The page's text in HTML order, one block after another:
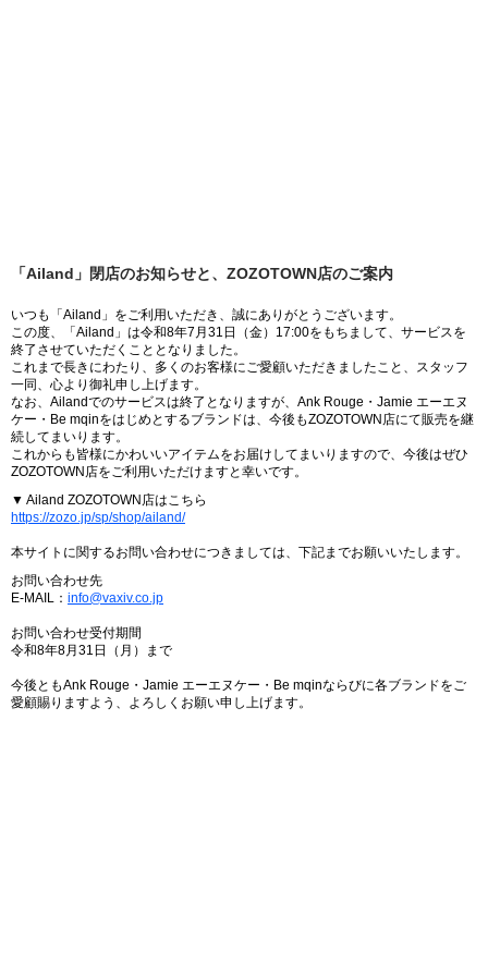
「Ailand」閉店のお知らせと、ZOZOTOWN店のご案内
いつも「Ailand」をご利用いただき、誠にありがとうございます。
この度、「Ailand」は令和8年7月31日（金）17:00をもちまして、サービスを
終了させていただくこととなりました。
これまで長きにわたり、多くのお客様にご愛顧いただきましたこと、スタッフ
一同、心より御礼申し上げます。
なお、Ailandでのサービスは終了となりますが、Ank Rouge・Jamie エーエヌ
ケー・Be mqinをはじめとするブランドは、今後もZOZOTOWN店にて販売を継
続してまいります。
これからも皆様にかわいいアイテムをお届けしてまいりますので、今後はぜひ
ZOZOTOWN店をご利用いただけますと幸いです。
▼ Ailand ZOZOTOWN店はこちら
https://zozo.jp/sp/shop/ailand/
本サイトに関するお問い合わせにつきましては、下記までお願いいたします。
お問い合わせ先
E-MAIL： info@vaxiv.co.jp
お問い合わせ受付期間
令和8年8月31日（月）まで
今後ともAnk Rouge・Jamie エーエヌケー・Be mqinならびに各ブランドをご
愛顧賜りますよう、よろしくお願い申し上げます。